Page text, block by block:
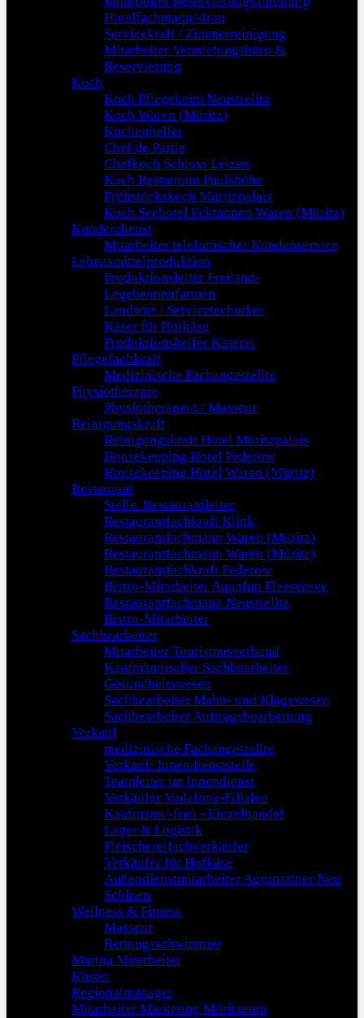
Hotelfachmann/-frau
Servicekraft / Zimmerreinigung
Mitarbeiter Vermietungsbüro &
Reservierung
Koch
Koch Pflegeheim Neustrelitz
Koch Waren (Müritz)
Küchenhelfer
Chef de Partie
Chefkoch Schloss Leizen
Koch Restaurant Paulshöhe
Frühstückskoch Müritzpalais
Koch Seehotel Ecktannen Waren (Müritz)
Kundendienst
Mitarbeiter telefonischer Kundenservice
Lebensmittelproduktion
Produktionsleiter Freiland-
Legehennenfarmen
Landwirt / Servicetechniker
Käser für Hofkäse
Produktionshelfer Käserei
Pflegefachkraft
Medizinische Fachangestellte
Physiotherapie
Physiotherapeut / Masseur
Reinigungskraft
Reinigungskraft Hotel Müritzpalais
Housekeeping Hotel Federow
Housekeeping Hotel Waren (Müritz)
Restaurant
Stellv. Restaurantleiter
Restaurantfachkraft Klink
Restaurantfachmann Waren (Müritz)
Restaurantfachmann Waren (Müritz)
Restaurantfachkraft Federow
Bistro-Mitarbeiter Aquafun Fleesensee
Restaurantfachmann Neustrelitz
Bistro-Mitarbeiter
Sachbearbeiter
Mitarbeiter Tourismusverband
Kaufmännischer Sachbearbeiter
Gesundheitswesen
Sachbearbeiter Mahn- und Klagewesen
Sachbearbeiter Auftragsbearbeitung
Verkauf
medizinische Fachangestellte
Verkauf/ Innendienststelle
Teamleiter im Innendienst
Verkäufer Vodafone-Filialen
Kaufmann/-frau - Einzelhandel
Lager & Logistik
Fleischereifachverkäufer
Verkäufer für Hofkäse
Außendienstmitarbeiter Agropartner Neu
Schloen
Wellness & Fitness
Masseur
Rettungsschwimmer
Marina Mitarbeiter
Küster
Regionalmanager
Mitarbeiter Marketing Müritzeum